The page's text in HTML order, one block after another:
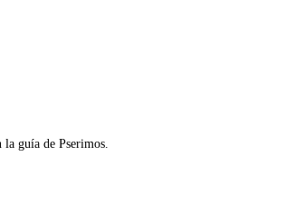
guía de Pserimos.